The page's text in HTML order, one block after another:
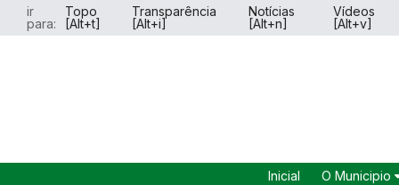
ir
para:
Topo
[Alt+t]
Transparência
[Alt+i]
Notícias
[Alt+n]
Vídeos
[Alt+v]
Inicial
O Municipio